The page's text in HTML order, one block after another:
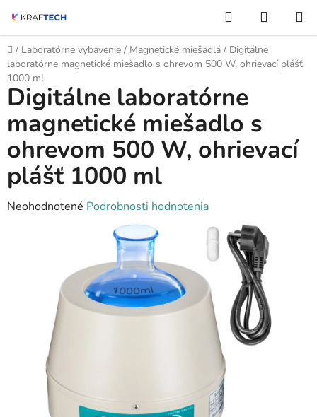
obsah
Hľadať
KOŠÍK
Domov
/ Laboratórne vybavenie / Magnetické miešadlá / Digitálne
laboratórne magnetické miešadlo s ohrevom 500 W, ohrievací plášť
1000 ml
Digitálne laboratórne
magnetické miešadlo s
ohrevom 500 W, ohrievací
plášť 1000 ml
Priemerné
hviezdičiek.
Neohodnotené Podrobnosti hodnotenia